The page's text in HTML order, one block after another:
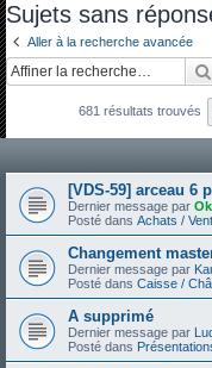
Sujets sans
Aller à la recherche avancée
681 résultats trouvés
[VDS-59] arceau 6
Dernier message par
Posté dans Achats /
Changement
Dernier message par
Posté dans Caisse /
A supprimé
Dernier message par
Posté dans